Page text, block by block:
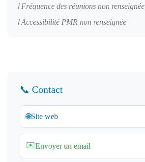
ℹ️ Fréquence des réunions non renseignée
ℹ️ Accessibilité PMR non renseignée
📞 Contact
🌐Site web
✉️Envoyer un email